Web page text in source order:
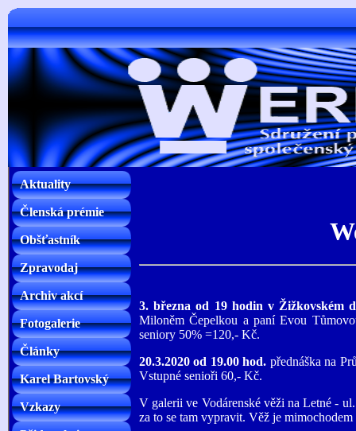
Aktuality
Členská prémie
Obšťastník
Zpravodaj
Archiv akcí
Fotogalerie
Články
Karel Bartovský
Vzkazy
3. března od 19 hodin v Žižkovském
Miloněm Čepelkou a paní Evou
seniory 50% =120,- Kč.
20.3.2020 od 19.00 hod. přednáška na
Vstupné senioři 60,- Kč.
V galerii ve Vodárenské věži na Letné -
za to se tam vypravit. Věž je